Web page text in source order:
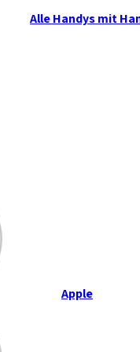
Alle Handys mit
Apple